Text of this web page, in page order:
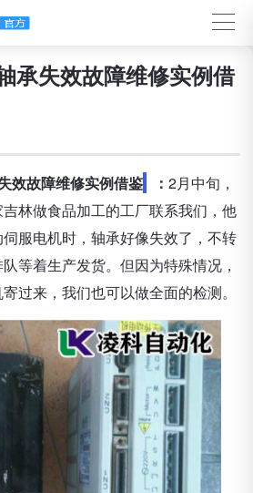
承失效故障维修实例借
效故障维修实例借鉴 ： 2月中旬，
林做食品加工的工厂联系我们，他
服电机时，轴承好像失效了，不转
等着生产发货。但因为特殊情况，
过来，我们也可以做全面的检测。